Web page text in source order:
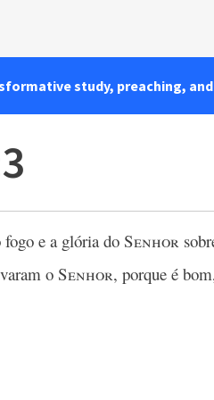
study, preaching,
fogo e a glória do Senhor
oSenhor, porque é